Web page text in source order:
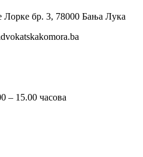
Лорке бр. 3, 78000 Бања Лука
– 15.00 часова